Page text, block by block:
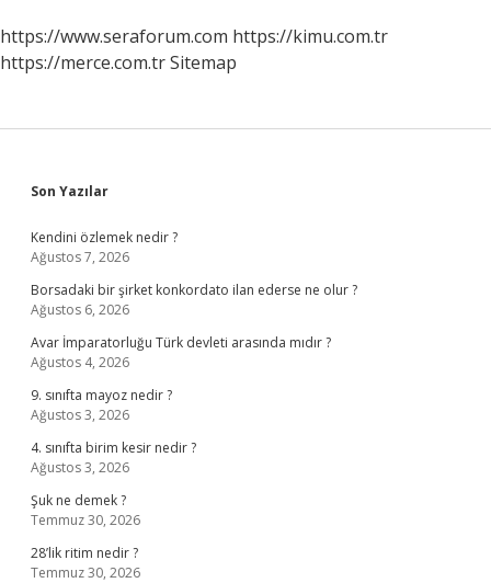
https://www.seraforum.com https://kimu.com.tr
https://merce.com.trSitemap
Sidebar
Son Yazılar
Kendini özlemek nedir ?
Ağustos 7, 2026
Borsadaki bir şirket konkordato ilan ederse ne olur ?
Ağustos 6, 2026
Avar İmparatorluğu Türk devleti arasında mıdır ?
Ağustos 4, 2026
9. sınıfta mayoz nedir ?
Ağustos 3, 2026
4. sınıfta birim kesir nedir ?
Ağustos 3, 2026
Şuk ne demek ?
Temmuz 30, 2026
28’lik ritim nedir ?
Temmuz 30, 2026